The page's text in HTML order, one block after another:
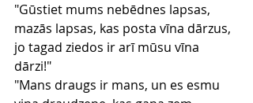
"Gūstiet mums nebēdnes lapsas,
mazās lapsas, kas posta vīna dārzus,
jo tagad ziedos ir arī mūsu vīna
dārzi!"
"Mans draugs ir mans, un es esmu